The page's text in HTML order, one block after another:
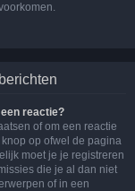
reactie?
of om een reactie
op ofwel de pagina
moet je je registreren
die je al dan niet
of in een